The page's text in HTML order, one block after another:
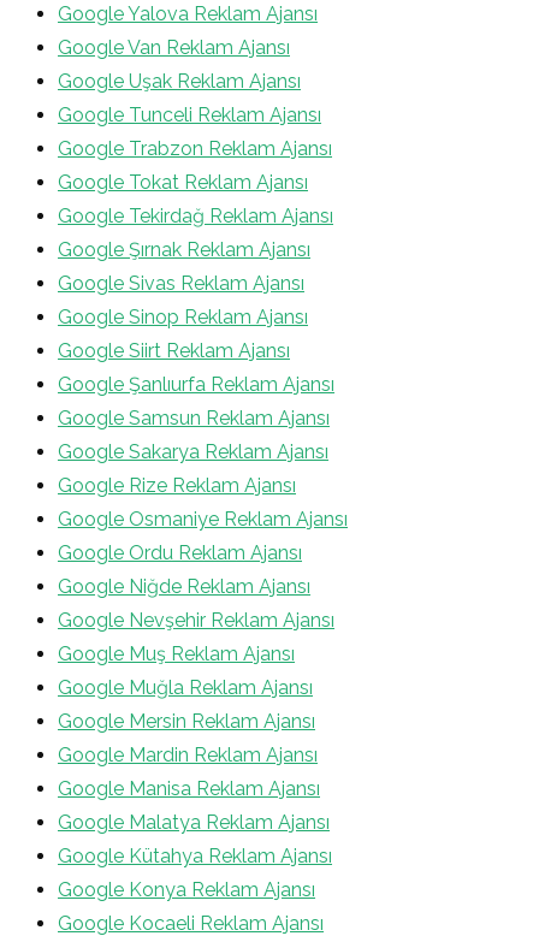
Google Yalova Reklam Ajansı
Google Van Reklam Ajansı
Google Uşak Reklam Ajansı
Google Tunceli Reklam Ajansı
Google Trabzon Reklam Ajansı
Google Tokat Reklam Ajansı
Google Tekirdağ Reklam Ajansı
Google Şırnak Reklam Ajansı
Google Sivas Reklam Ajansı
Google Sinop Reklam Ajansı
Google Siirt Reklam Ajansı
Google Şanlıurfa Reklam Ajansı
Google Samsun Reklam Ajansı
Google Sakarya Reklam Ajansı
Google Rize Reklam Ajansı
Google Osmaniye Reklam Ajansı
Google Ordu Reklam Ajansı
Google Niğde Reklam Ajansı
Google Nevşehir Reklam Ajansı
Google Muş Reklam Ajansı
Google Muğla Reklam Ajansı
Google Mersin Reklam Ajansı
Google Mardin Reklam Ajansı
Google Manisa Reklam Ajansı
Google Malatya Reklam Ajansı
Google Kütahya Reklam Ajansı
Google Konya Reklam Ajansı
Google Kocaeli Reklam Ajansı